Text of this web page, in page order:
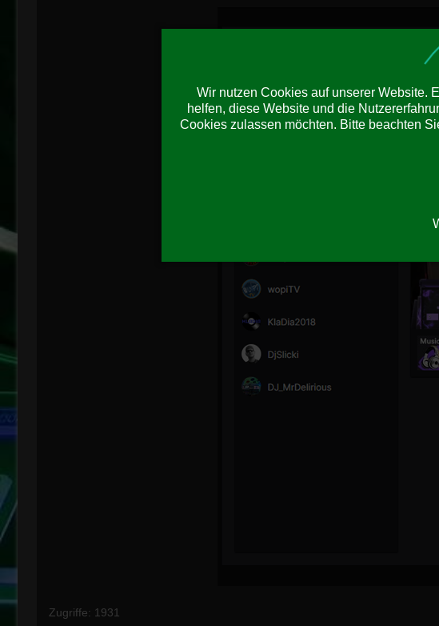
Zugriffe: 1931
Wir nutzen Cookies auf unserer Website.
helfen, diese Website und die
Cookies zulassen möchten. Bitte beachten